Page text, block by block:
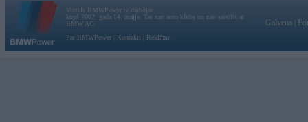
Vortāls BMWPower.lv darbojas
kopš 2002. gada 14. maija. Tas nav auto klubs un nav saistīts ar
BMW AG.
Par BMWPower
Kontakti Reklāma
Galvena